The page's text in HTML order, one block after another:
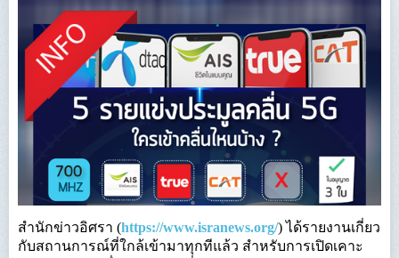
สำนักข่าวอิศรา (https://www.isranews.org/) ได้รายงานเกี่ยว
กับสถานการณ์ที่ใกล้เข้ามาทุกทีแล้ว สำหรับการเปิดเคาะ